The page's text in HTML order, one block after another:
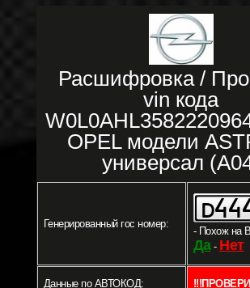
Расшифровка /
vin кода
OPEL модели
универсал
Генерированный гос номер:
- Похож на
Да- Нет
Данные по АВТОКОД: